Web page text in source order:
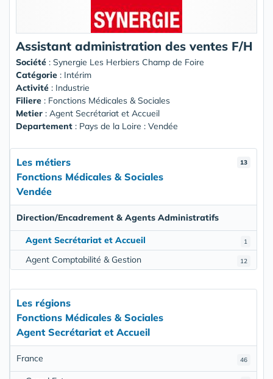
Assistant administration des ventes F/H
Société : Synergie Les Herbiers Champ de Foire
Catégorie : Intérim
Activité : Industrie
Filiere : Fonctions Médicales & Sociales
Metier : Agent Secrétariat et Accueil
Departement : Pays de la Loire : Vendée
13
Les métiers
Fonctions Médicales & Sociales
Vendée
Direction/Encadrement & Agents Administratifs
1
Agent Secrétariat et Accueil
12
Agent Comptabilité & Gestion
Les régions
Fonctions Médicales & Sociales
Agent Secrétariat et Accueil
46
France